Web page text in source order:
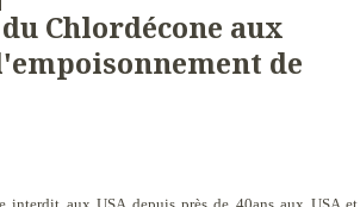
Chlordécone aux
de